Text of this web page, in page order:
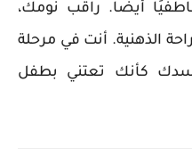
أيضًا. راقب نومك،
الذهنية. أنت في مرحلة
كأنك تعتني بطفل